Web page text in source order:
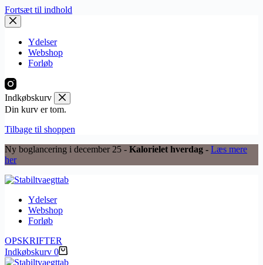
Fortsæt til indhold
Ydelser
Webshop
Forløb
Indkøbskurv
Din kurv er tom.
Tilbage til shoppen
Ny boglancering i december 25 - Kalorielet hverdag - Læs mere
her
Ydelser
Webshop
Forløb
OPSKRIFTER
Indkøbskurv 0